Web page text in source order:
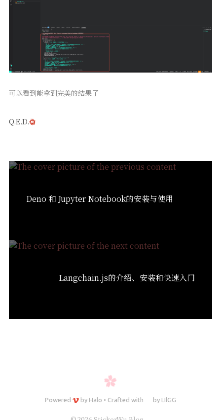
可以看到能拿到完美的结果了
Q.E.D.
Deno 和 Jupyter Notebook的安装与使用
Langchain.js的介绍、安装和快速入门
Powered by Halo • Crafted with by LIlGG